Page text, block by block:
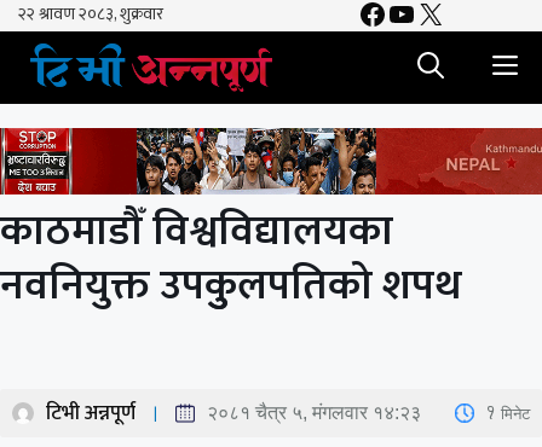
Skip
content
Facebook
YouTube
X
काठमाडौँ विश्वविद्यालयका
नवनियुक्त उपकुुलपतिको शपथ
टिभी अन्नपूर्ण २०८१ चैत्र ५, मंगलवार १४:२३ 1 मिनेट